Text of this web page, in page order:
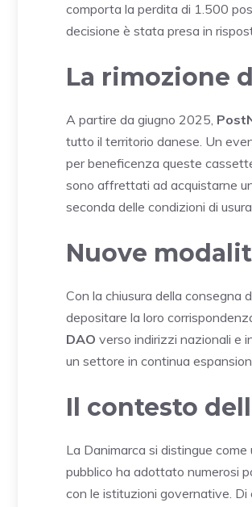
comporta la perdita di 1.500
decisione è stata presa in
La rimozione
A partire da giugno 2025,
tutto il territorio danese. Un
per beneficenza queste
sono affrettati ad acquistarne
seconda delle condizioni di
Nuove
Con la chiusura della consegna
depositare la loro
DAO verso indirizzi nazionali e
un settore in continua
Il contesto
La Danimarca si distingue
pubblico ha adottato numerosi
con le istituzioni governative.